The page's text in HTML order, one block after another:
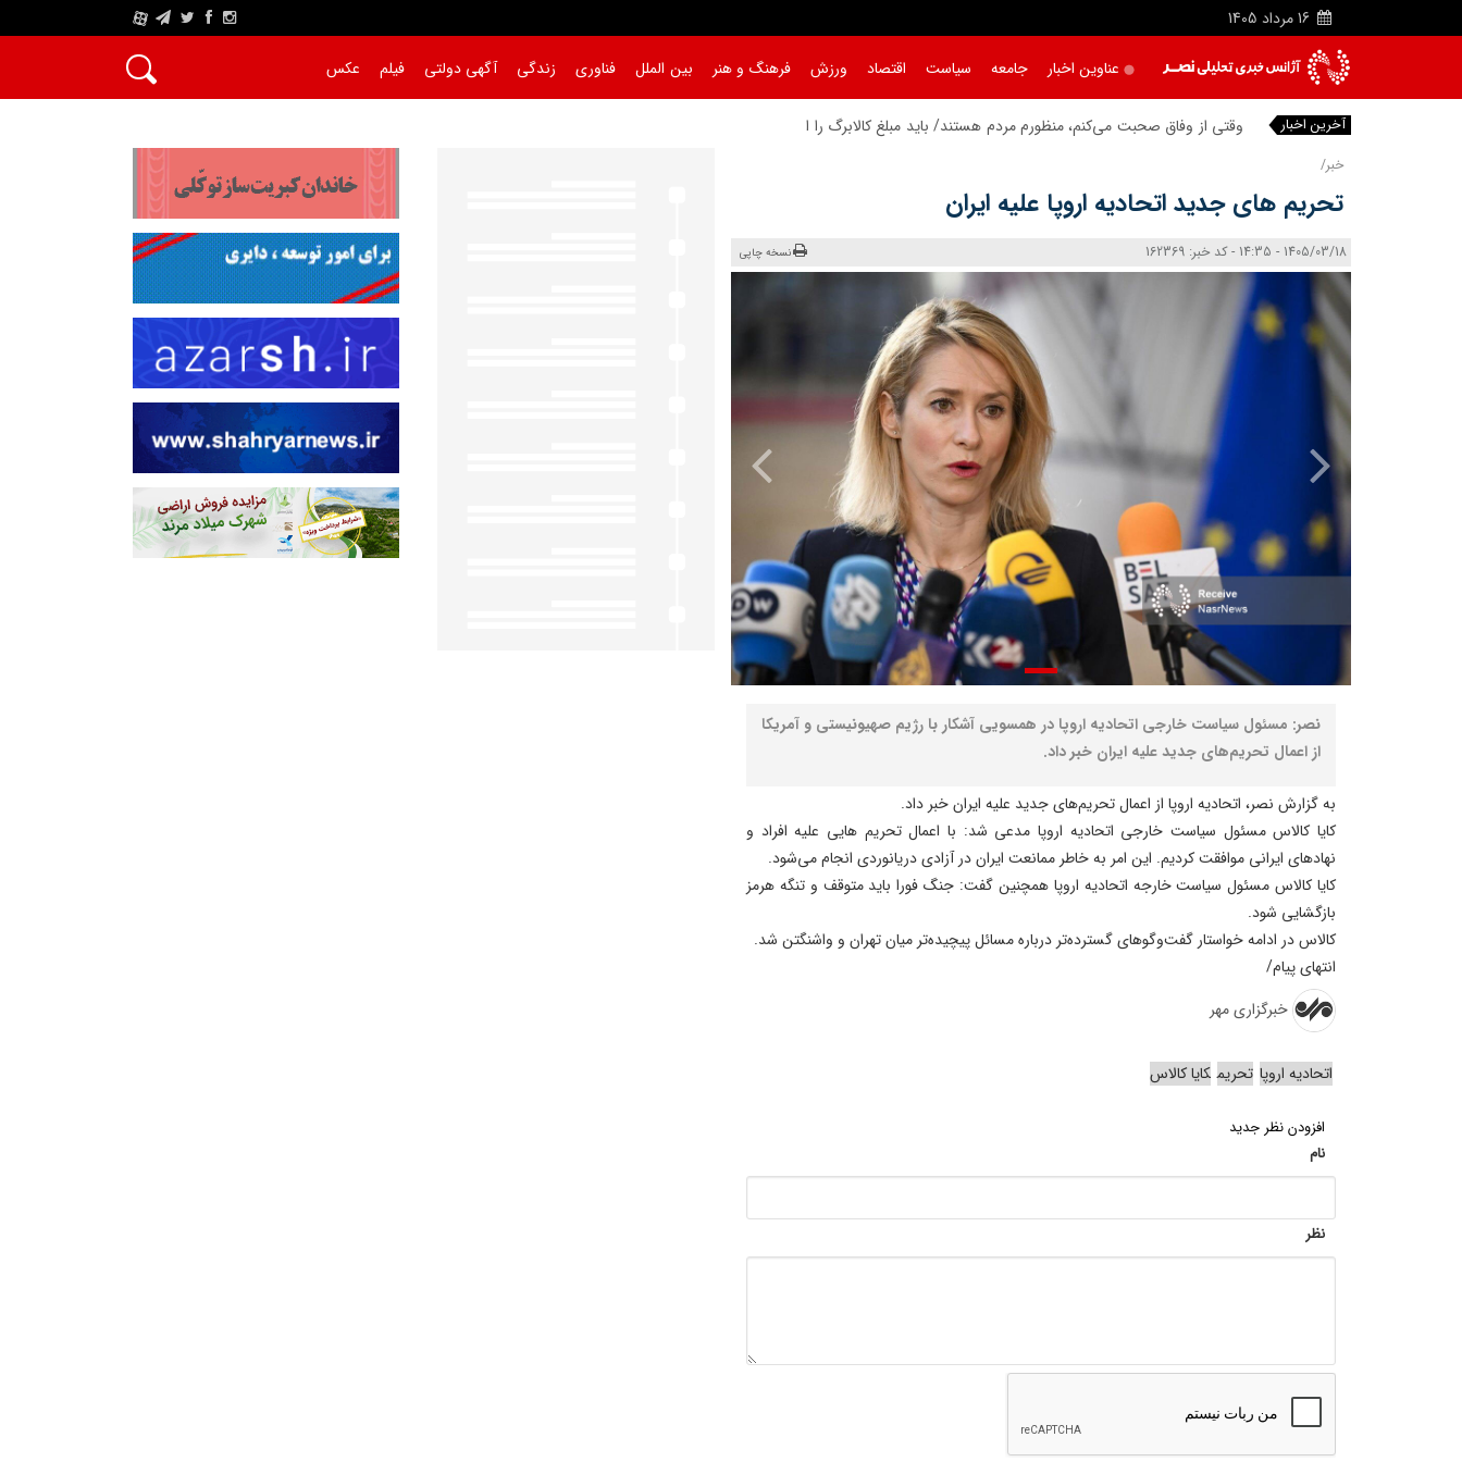
16 مرداد 1405
A
عناوین اخبار جامعه سیاست اقتصاد ورزش فرهنگ و هنر بین الملل فناوری زندگی آگهی دولتی فیلم عکس
آخرین اخبار وقتی از وفاق صحبت می‌کنم، منظورم مردم هستند/ باید مبلغ کالابرگ را افزایش دهی
خبر/
تحریم‌ های جدید اتحادیه اروپا علیه ایران
1405/03/18 - 14:35 - کد خبر: 162369 نسخه چاپی
نصر: مسئول سیاست خارجی اتحادیه اروپا در همسویی آشکار با رژیم صهیونیستی و آمریکا
از اعمال تحریم‌های جدید علیه ایران خبر داد.
به گزارش نصر، اتحادیه اروپا از اعمال تحریم‌های جدید علیه ایران خبر داد.
کایا کالاس مسئول سیاست خارجی اتحادیه اروپا مدعی شد: با اعمال تحریم هایی علیه افراد و
نهادهای ایرانی موافقت کردیم. این امر به خاطر ممانعت ایران در آزادی دریانوردی انجام می‌شود.
کایا کالاس مسئول سیاست خارجه اتحادیه اروپا همچنین گفت: جنگ فورا باید متوقف و تنگه هرمز
بازگشایی شود.
کالاس در ادامه خواستار گفت‌وگوهای گسترده‌تر درباره مسائل پیچیده‌تر میان تهران و واشنگتن شد.
انتهای پیام/
خبرگزاری مهر
اتحادیه اروپا تحریم کایا کالاس
افزودن نظر جدید
نام
نظر